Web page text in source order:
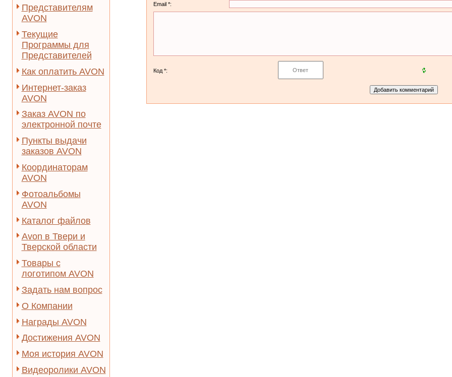
Представителям
AVON
Текущие
Программы для
Представителей
Как оплатить AVON
Интернет-заказ
AVON
Заказ AVON по
электронной почте
Пункты выдачи
заказов AVON
Координаторам
AVON
Фотоальбомы
AVON
Каталог файлов
Avon в Твери и
Тверской области
Товары с
логотипом AVON
Задать нам вопрос
О Компании
Награды AVON
Достижения AVON
Моя история AVON
Видеоролики AVON
Email *:
Код *: